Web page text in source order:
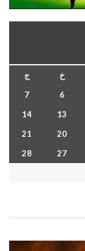
خ
ج
6
7
13
14
20
21
27
28